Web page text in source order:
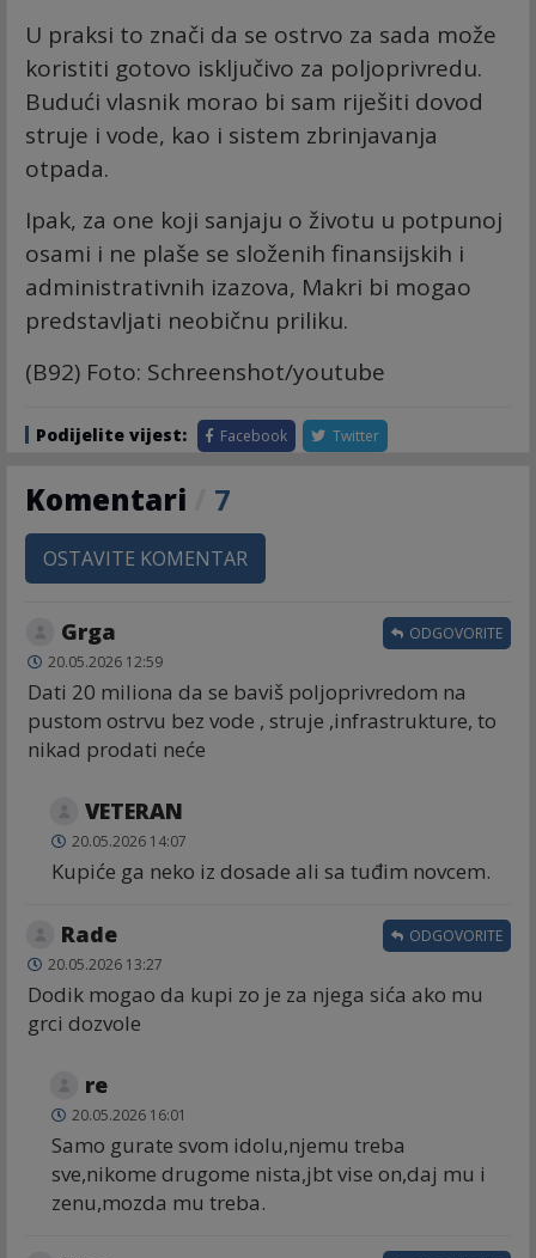
U praksi to znači da se ostrvo za sada može
koristiti gotovo isključivo za poljoprivredu.
Budući vlasnik morao bi sam riješiti dovod
struje i vode, kao i sistem zbrinjavanja
otpada.
Ipak, za one koji sanjaju o životu u potpunoj
osami i ne plaše se složenih finansijskih i
administrativnih izazova, Makri bi mogao
predstavljati neobičnu priliku.
(B92) Foto: Schreenshot/youtube
Podijelite vijest: Facebook Twitter
Komentari 7
OSTAVITE KOMENTAR
Grga
20.05.2026 12:59
Dati 20 miliona da se baviš poljoprivredom na
pustom ostrvu bez vode , struje ,infrastrukture, to
nikad prodati neće
ODGOVORITE
VETERAN
20.05.2026 14:07
Kupiće ga neko iz dosade ali sa tuđim novcem.
Rade
20.05.2026 13:27
Dodik mogao da kupi zo je za njega sića ako mu
grci dozvole
ODGOVORITE
re
20.05.2026 16:01
Samo gurate svom idolu,njemu treba
sve,nikome drugome nista,jbt vise on,daj mu i
zenu,mozda mu treba.